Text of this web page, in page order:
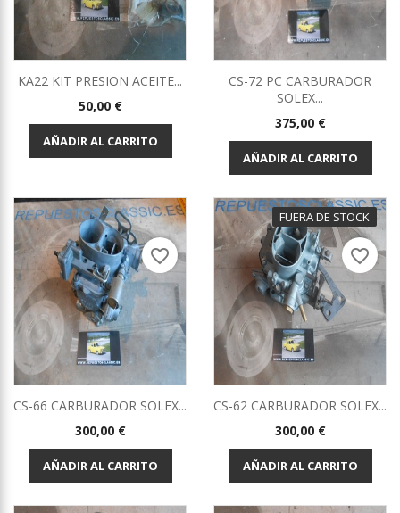
KA22 KIT PRESION ACEITE...
Precio
50,00 €
AÑADIR AL CARRITO
CS-72 PC CARBURADOR
SOLEX...
Precio
375,00 €
AÑADIR AL CARRITO
CS-66 CARBURADOR SOLEX...
Precio
300,00 €
AÑADIR AL CARRITO
favorite_border
FUERA DE STOCK
CS-62 CARBURADOR SOLEX...
Precio
300,00 €
AÑADIR AL CARRITO
favorite_border